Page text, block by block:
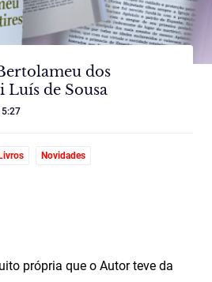
dos
Luís de Sousa
Livros Novidades
própria que o Autor teve da